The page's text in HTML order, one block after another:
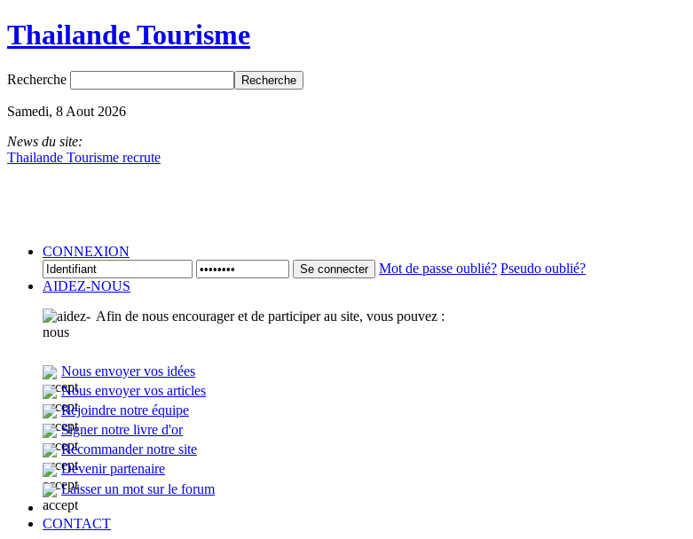
Thailande Tourisme
Recherche
Samedi, 8 Aout 2026
News du site:
Thailande Tourisme recrute
CONNEXION
Se connecter Mot de passe oublié? Pseudo oublié?
AIDEZ-NOUS
Afin de nous encourager et de participer au site, vous pouvez :
Nous envoyer vos idées
Nous envoyer vos articles
Rejoindre notre équipe
Signer notre livre d'or
Recommander notre site
Devenir partenaire
Laisser un mot sur le forum
CONTACT